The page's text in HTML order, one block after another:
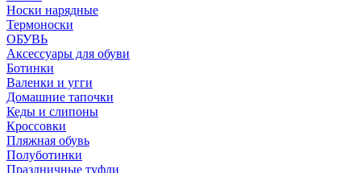
Носки нарядные
Термоноски
ОБУВЬ
Аксессуары для обуви
Ботинки
Валенки и угги
Домашние тапочки
Кеды и слипоны
Кроссовки
Пляжная обувь
Полуботинки
Праздничные туфли